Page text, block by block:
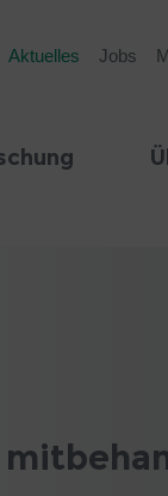
Aktuelles Jobs